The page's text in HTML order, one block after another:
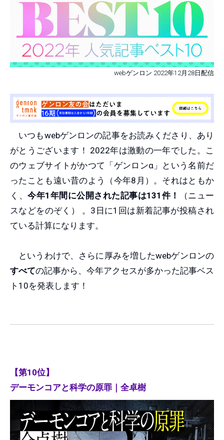
webゲンロン 2022年12月28日配信
いつもwebゲンロンの記事をお読みくださり、あり
がとうございます！ 2022年は激動の一年でした。こ
のウェブサイトがかつて「ゲンロンα」という名前だ
ったことも遠い昔のよう（今年8月）。それはともか
く、 今年1年間に公開された記事は131件！
（ニュー
スなどをのぞく） 。3日に1回は新着記事が投稿され
ている計算になります。
というわけで、さらに厚みを増したwebゲンロンの
すべての記事から、今年アクセスが多かった記事ベス
ト10を発表します！
【第10位】
デーモンコアと科学の原罪｜全卓樹